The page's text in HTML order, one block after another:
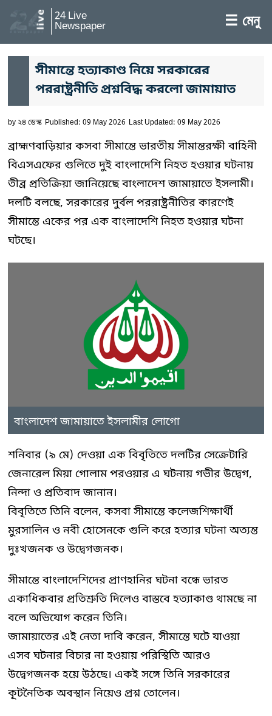
24 Live
Newspaper ☰ মেনু
সীমান্তে হত্যাকাণ্ড নিয়ে সরকারের
পররাষ্ট্রনীতি প্রশ্নবিদ্ধ করলো জামায়াত
by২৪ ডেস্ক Published: 09 May 2026 Last Updated: 09 May 2026
ব্রাহ্মণবাড়িয়ার কসবা সীমান্তে ভারতীয় সীমান্তরক্ষী বাহিনী
বিএসএফের গুলিতে দুই বাংলাদেশি নিহত হওয়ার ঘটনায়
তীব্র প্রতিক্রিয়া জানিয়েছে বাংলাদেশ জামায়াতে ইসলামী।
দলটি বলছে, সরকারের দুর্বল পররাষ্ট্রনীতির কারণেই
সীমান্তে একের পর এক বাংলাদেশি নিহত হওয়ার ঘটনা
ঘটছে।
বাংলাদেশ জামায়াতে ইসলামীর লোগো
শনিবার (৯ মে) দেওয়া এক বিবৃতিতে দলটির সেক্রেটারি
জেনারেল মিয়া গোলাম পরওয়ার এ ঘটনায় গভীর উদ্বেগ,
নিন্দা ও প্রতিবাদ জানান।
বিবৃতিতে তিনি বলেন, কসবা সীমান্তে কলেজশিক্ষার্থী
মুরসালিন ও নবী হোসেনকে গুলি করে হত্যার ঘটনা অত্যন্ত
দুঃখজনক ও উদ্বেগজনক।
সীমান্তে বাংলাদেশিদের প্রাণহানির ঘটনা বন্ধে ভারত
একাধিকবার প্রতিশ্রুতি দিলেও বাস্তবে হত্যাকাণ্ড থামছে না
বলে অভিযোগ করেন তিনি।
জামায়াতের এই নেতা দাবি করেন, সীমান্তে ঘটে যাওয়া
এসব ঘটনার বিচার না হওয়ায় পরিস্থিতি আরও
উদ্বেগজনক হয়ে উঠছে। একই সঙ্গে তিনি সরকারের
কূটনৈতিক অবস্থান নিয়েও প্রশ্ন তোলেন।